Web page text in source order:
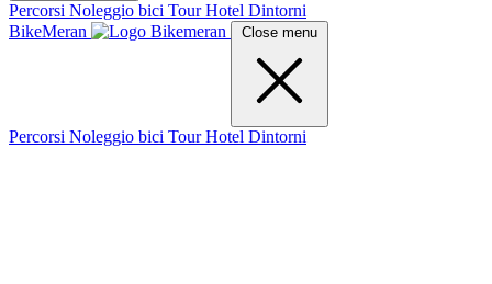
Percorsi Noleggio bici TourHotel Dintorni
BikeMeran
Close menu
Percorsi Noleggio bici TourHotel Dintorni